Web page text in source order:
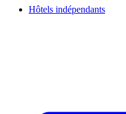
Hôtels indépendants